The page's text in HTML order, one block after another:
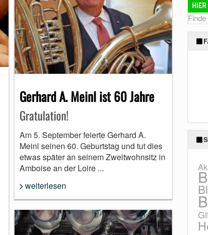
Gerhard A. Meinl ist 60 Jahre
Gratulation!
Am 5. September feierte Gerhard A.
Meinl seinen 60. Geburtstag und tut dies
etwas später an seinem Zweitwohnsitz in
Amboise an der Loire ...
weiterlesen